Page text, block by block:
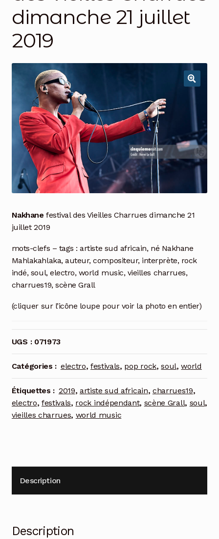
dimanche 21 juillet
2019
Nakhane festival des Vieilles Charrues dimanche 21
juillet 2019
mots-clefs – tags : artiste sud africain, né Nakhane
Mahlakahlaka, auteur, compositeur, interprète, rock
indé, soul, electro, world music, vieilles charrues,
charrues19, scène Grall
(cliquer sur l’icône loupe pour voir la photo en entier)
UGS : 071973
Catégories : electro, festivals, pop rock,soul,world
Étiquettes : 2019, artiste sud africain, charrues19,
electro, festivals, rock indépendant, scène Grall, soul,
vieilles charrues, world music
Description
Description